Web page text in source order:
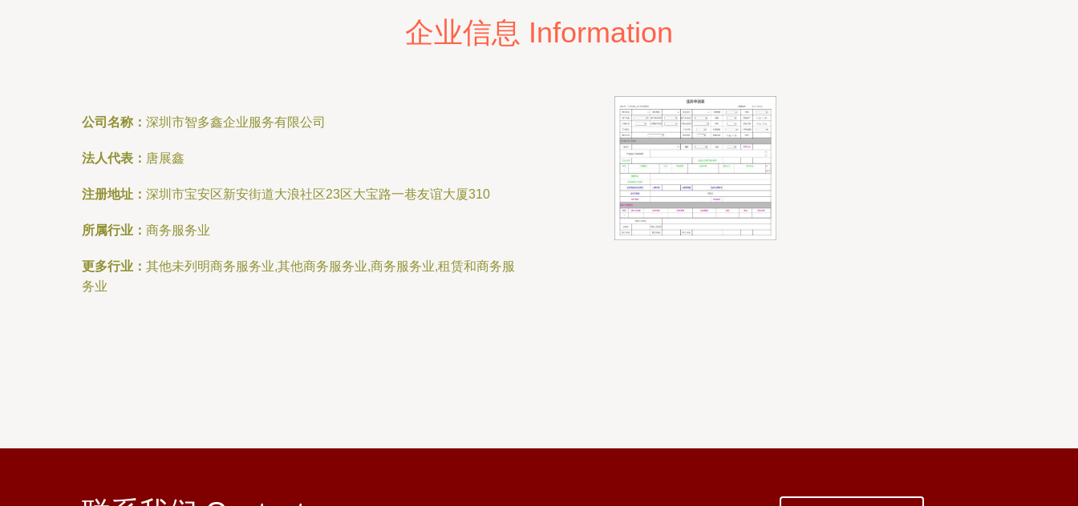
企业信息 Information
公司名称： 深圳市智多鑫企业服务有限公司
法人代表： 唐展鑫
注册地址： 深圳市宝安区新安街道大浪社区23区大宝路一巷友谊大厦310
所属行业： 商务服务业
更多行业： 其他未列明商务服务业,其他商务服务业,商务服务业,租赁和商务服
务业